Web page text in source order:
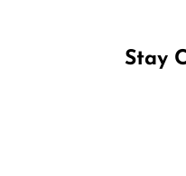
Stay